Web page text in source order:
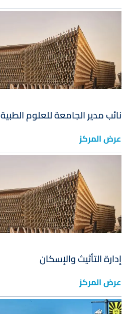
نائب مدير الجامعة للعلوم الطبية
عرض المركز
إدارة التأثيث والإسكان
عرض المركز
صورة